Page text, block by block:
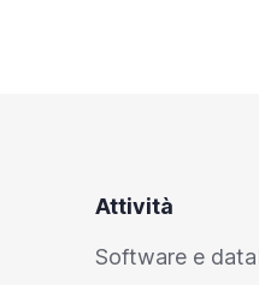
Attività
Software e